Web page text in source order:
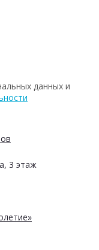
данных и
3 этаж